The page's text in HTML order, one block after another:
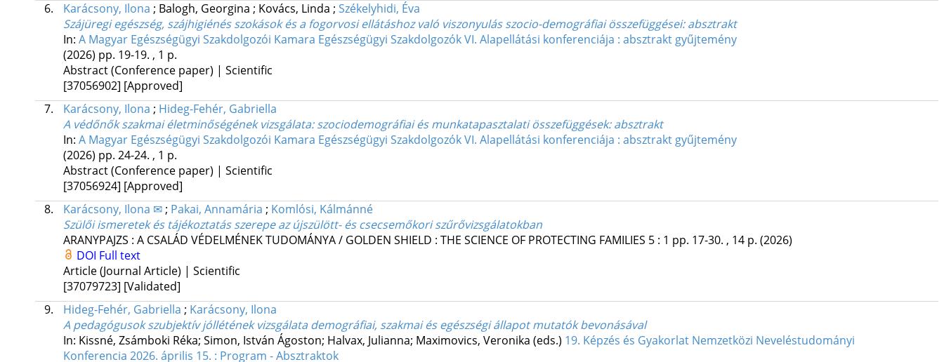
6.
Karácsony, Ilona ; Balogh, Georgina ; Kovács, Linda ; Székelyhidi, Éva
Szájüregi egészség, szájhigiénés szokások és a fogorvosi ellátáshoz való viszonyulás szocio-demográfiai összefüggései: absztrakt
In: A Magyar Egészségügyi Szakdolgozói Kamara Egészségügyi Szakdolgozók VI. Alapellátási konferenciája : absztrakt gyűjtemény
(2026) pp. 19-19. , 1 p.
Abstract (Conference paper) | Scientific
[37056902] [Approved]
7.
Karácsony, Ilona ; Hideg-Fehér, Gabriella
A védőnők szakmai életminőségének vizsgálata: szociodemográfiai és munkatapasztalati összefüggések: absztrakt
In: A Magyar Egészségügyi Szakdolgozói Kamara Egészségügyi Szakdolgozók VI. Alapellátási konferenciája : absztrakt gyűjtemény
(2026) pp. 24-24. , 1 p.
Abstract (Conference paper) | Scientific
[37056924] [Approved]
8.
Karácsony, Ilona ✉; Pakai, Annamária ; Komlósi, Kálmánné
Szülői ismeretek és tájékoztatás szerepe az újszülött- és csecsemőkori szűrővizsgálatokban
ARANYPAJZS : A CSALÁD VÉDELMÉNEK TUDOMÁNYA / GOLDEN SHIELD : THE SCIENCE OF PROTECTING FAMILIES 5: 1 pp. 17-30. , 14 p. (2026)
DOI Full text
Article (Journal Article) | Scientific
[37079723] [Validated]
9.
Hideg-Fehér, Gabriella ; Karácsony, Ilona
A pedagógusok szubjektív jóllétének vizsgálata demográfiai, szakmai és egészségi állapot mutatók bevonásával
In: Kissné, Zsámboki Réka; Simon, István Ágoston; Halvax, Julianna; Maximovics, Veronika (eds.) 19. Képzés és Gyakorlat Nemzetközi Neveléstudományi
Konferencia 2026. április 15. : Program - Absztraktok